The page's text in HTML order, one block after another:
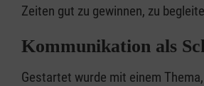
Zeiten gut zu gewinnen, zu
Kommunikation als
Gestartet wurde mit einem